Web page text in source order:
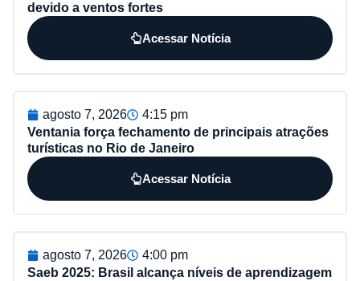
devido a ventos fortes
Acessar Notícia
agosto 7, 2026
4:15 pm
Ventania força fechamento de principais atrações
turísticas no Rio de Janeiro
Acessar Notícia
agosto 7, 2026
4:00 pm
Saeb 2025: Brasil alcança níveis de aprendizagem